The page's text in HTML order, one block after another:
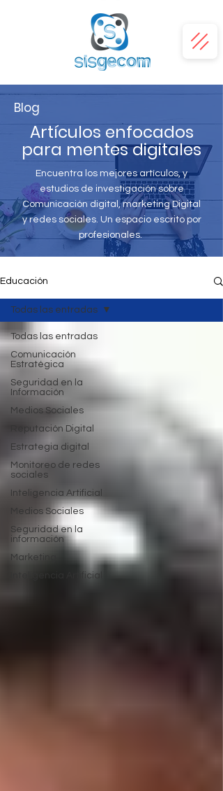
Blog
Artículos enfocados
para mentes digitales
Encuentra los mejores artículos, y
estudios de investigación sobre
Comunicación digital, marketing Digital
y redes sociales. Un espacio escrito por
profesionales.
Educación
Todas las entradas
Comunicación
Estratégica
Seguridad en la
Información
Medios Sociales
Reputación Digital
Estrategia digital
Monitoreo de redes
sociales
Inteligencia Artificial
Medios Sociales
Seguridad en la
información
Marketing
Inteligencia Artificial
Todas las entradas